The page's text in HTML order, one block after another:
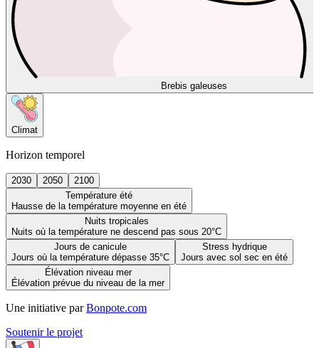
Brebis galeuses
Climat
Horizon temporel
2030 2050
2100
Température été
Hausse de la température moyenne en été
Nuits tropicales
Nuits où la température ne descend pas sous 20°C
Jours de canicule
Jours où la température dépasse 35°C
Stress hydrique
Jours avec sol sec en été
Élévation niveau mer
Élévation prévue du niveau de la mer
Une initiative par Bonpote.com
Soutenir le projet